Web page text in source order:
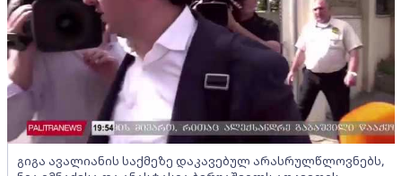
გიგა ავალიანის საქმეზე დაკავებულ არასრულწლოვნებს,